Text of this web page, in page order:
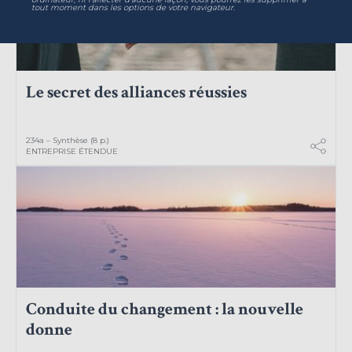
Le secret des alliances réussies
234a – Synthèse (8 p.)
ENTREPRISE ÉTENDUE
Conduite du changement : la nouvelle
donne
tout moment dans les options de votre navigateur.